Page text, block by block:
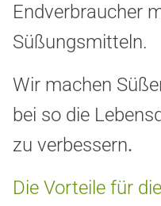
Endverbraucher
Süßungsmitteln.
Wir machen
bei so die
zu verbessern.
Die Vorteile für